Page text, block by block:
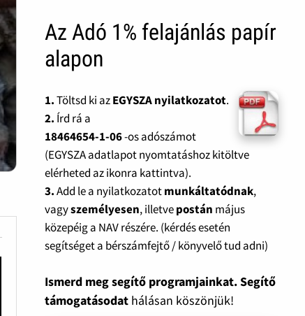
Az Adó 1% felajánlás papír
alapon
1.Töltsd ki azEGYSZA nyilatkozatot.
2. Írd rá a
18464654-1-06-os adószámot
(EGYSZA adatlapot nyomtatáshoz kitöltve
elérheted az ikonra kattintva).
3.Add le a nyilatkozatotmunkáltatódnak,
vagyszemélyesen, illetvepostán május
közepéig a NAV részére. (kérdés esetén
segítséget a bérszámfejtő / könyvelő tud adni)
Ismerd meg segítő programjainkat. Segítő
támogatásodat hálásan köszönjük!